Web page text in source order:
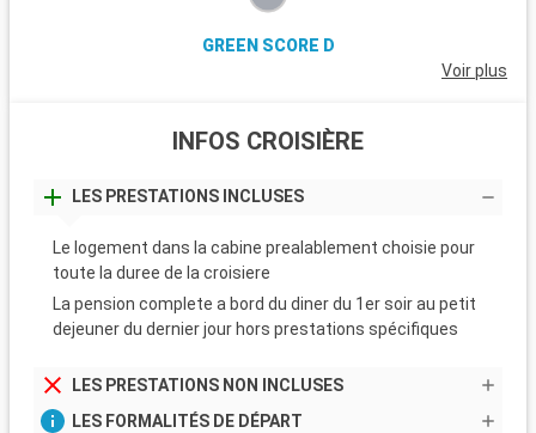
GREEN SCORE D
Voir plus
INFOS CROISIÈRE
LES PRESTATIONS INCLUSES
Le logement dans la cabine prealablement choisie pour
toute la duree de la croisiere
La pension complete a bord du diner du 1er soir au petit
dejeuner du dernier jour hors prestations spécifiques
LES PRESTATIONS NON INCLUSES
LES FORMALITÉS DE DÉPART